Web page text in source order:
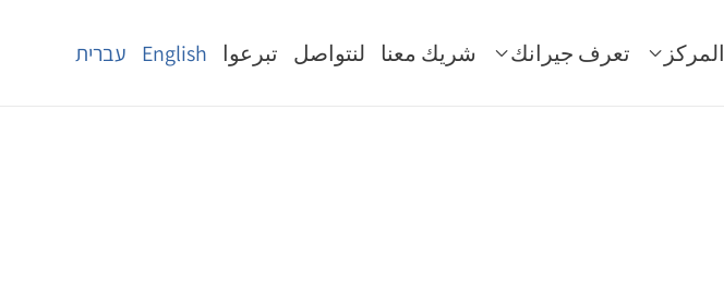
تعرف جيرانك شريك معنا لنتواصل تبرعوا English עברית